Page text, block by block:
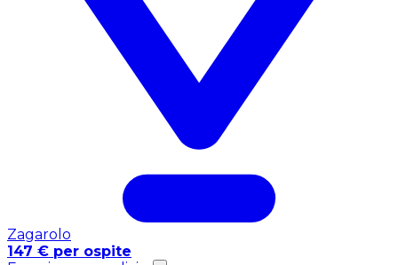
Zagarolo
147 € per ospite